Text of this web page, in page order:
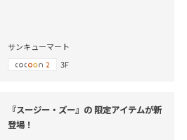
サンキューマート
3F
『スージー・ズー』の 限定アイテムが新
登場！